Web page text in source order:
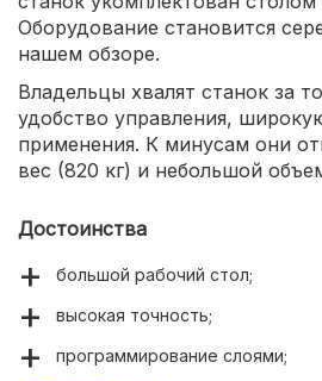
Оборудование становится
нашем обзоре.
Владельцы хвалят станок за
удобство управления,
применения. К минусам они
вес (820 кг) и небольшой
Достоинства
большой рабочий стол;
высокая точность;
программирование слоями;